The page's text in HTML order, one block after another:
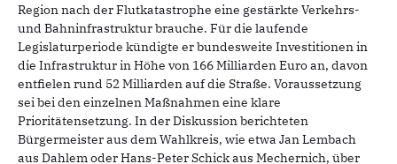
Region nach der Flutkatastrophe eine gestärkte Verkehrs-
und Bahninfrastruktur brauche. Für die laufende
Legislaturperiode kündigte er bundesweite Investitionen in
die Infrastruktur in Höhe von 166 Milliarden Euro an, davon
entfielen rund 52 Milliarden auf die Straße. Voraussetzung
sei bei den einzelnen Maßnahmen eine klare
Prioritätensetzung. In der Diskussion berichteten
Bürgermeister aus dem Wahlkreis, wie etwa Jan Lembach
aus Dahlem oder Hans-Peter Schick aus Mechernich, über